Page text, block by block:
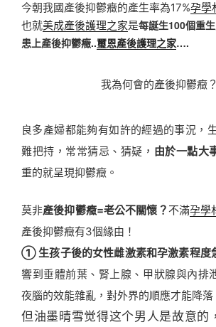
今朝我國產後抑鬱癥的產生率為17%孕學
也就美成產後護理之家是每誕生100個重
患上產後抑鬱癥..璽恩產後護理之家….
我為何會的產後抑鬱癥？
良多產婦都能夠有如許的經過的事況，
難把持，常常猜忌、猜疑， 由於一點大
重的就呈現抑鬱癥。
莫非產後抑鬱癥=老公不關懷？不滿孕學
產後抑鬱癥有3個緣由！
① 生孩子後的女性雌激素和孕激素程度
響到垂體前葉、腎上腺、甲狀腺與內排
夜腦的效能雜亂，對外界的順應才能降落
但油墨晴雪觉得这个男人是故意的